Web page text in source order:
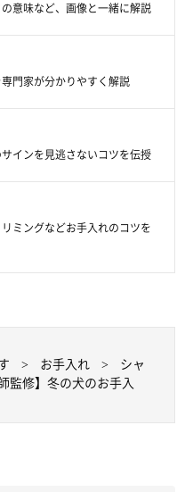
『寒い季節に必要なことが
』（監修：ノヤ動物病院院
のきもち」で投稿されたもの
ので予めご了承ください。
意味など、画像と一緒に解説
門家が分かりやすく解説
インを見逃さないコツを伝授
ミングなどお手入れのコツを
お手入れ
シャ
監修】冬の犬のお手入